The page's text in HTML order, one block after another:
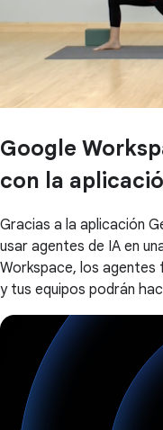
Google
con la
Gracias a la aplicación
usar agentes de IA en
Workspace, los agentes
y tus equipos podrán